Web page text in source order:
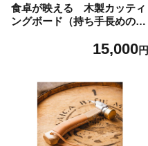
食卓が映える 木製カッティ
ングボード（持ち手長めのキ
15,000円